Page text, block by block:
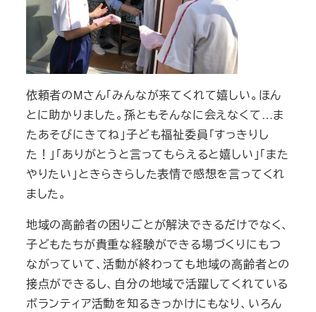
依頼者のMさん「みんなが来てくれて嬉しい。ほん
とに助かりました。孫ともそんなに会えなくて…ま
たあそびにきてね」子ども福祉委員「すっきりし
た！」「ありがとうと言ってもらえると嬉しい」「また
やりたい」ときらきらした表情で感想を言ってくれ
ました。
地域の高齢者の困りごとが解決できるだけでなく、
子どもたちが貴重な経験ができる場づくりにもつ
ながっていて、活動が終わっても地域の高齢者との
接点ができるし、自分の地域で活躍してくれている
ボランティア活動を知るきっかけにもなり、いろん